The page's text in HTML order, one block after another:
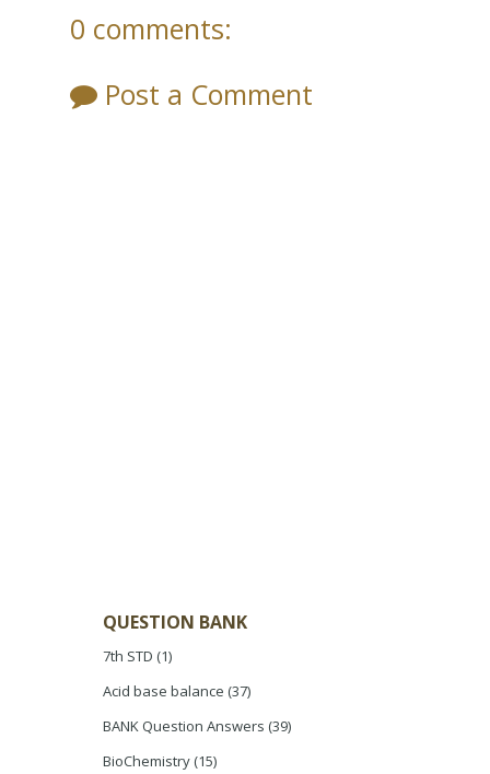
0 comments:
Post a Comment
QUESTION BANK
7th STD (1)
Acid base balance (37)
BANK Question Answers (39)
BioChemistry (15)